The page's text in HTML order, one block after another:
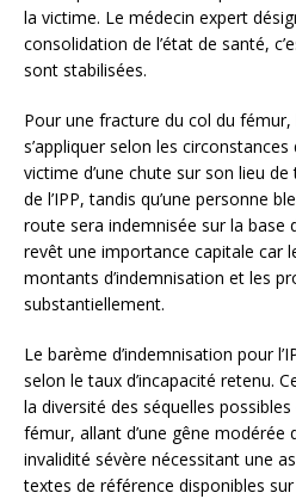
la victime. Le médecin expert
consolidation de l’état de santé,
sont stabilisées.
Pour une fracture du col du
s’appliquer selon les
victime d’une chute sur son lieu
de l’IPP, tandis qu’une personne
route sera indemnisée sur la base
revêt une importance capitale car
montants d’indemnisation et les
substantiellement.
Le barème d’indemnisation pour
selon le taux d’incapacité retenu.
la diversité des séquelles
fémur, allant d’une gêne modérée
invalidité sévère nécessitant une
textes de référence disponibles